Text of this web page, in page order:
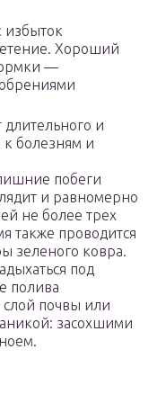
избыток
Хороший
—
и
к болезням и
побеги
и равномерно
не более трех
также проводится
зеленого ковра.
под
полива
почвы или
засохшими